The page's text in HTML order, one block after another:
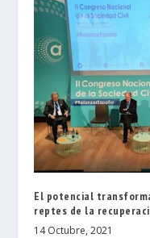
El potencial
reptes de la
14 Octubre, 2021